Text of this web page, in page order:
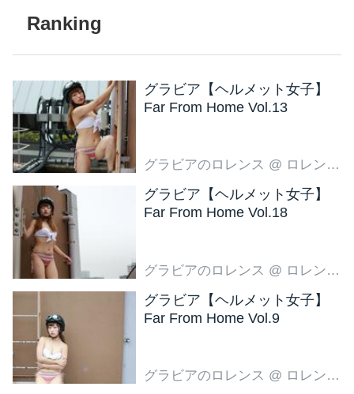
日本でも有数の一流大学を卒
業し、...
グラビア【ヘルメット女子】
Far From Home Vol.13
グラビアのロレンス @ ロレンス編集部
グラビア【ヘルメット女子】
Far From Home Vol.18
グラビアのロレンス @ ロレンス編集部
グラビア【ヘルメット女子】
Far From Home Vol.9
グラビアのロレンス @ ロレンス編集部